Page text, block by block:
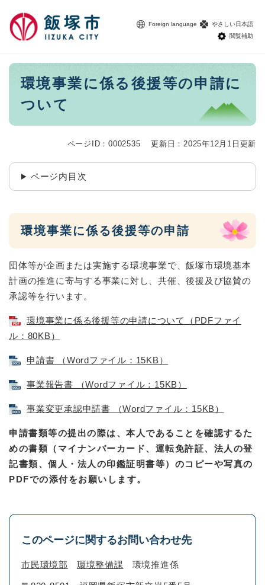
Foreign language
やさしい日本語
閲覧補助
本
環境事業に係る後援等の申請に
ついて
ページID：0002535 更新日：2025年12月1日更新
ページ内目次
環境事業に係る後援等の申請
団体等が企画または実施する環境事業で、飯塚市環境基本
計画の推進に寄与する事業に対し、共催、後援及び協賛の
承認等を行います。
環境事業に係る後援等の申請について（PDFファイ
ル：80KB）
申請書 （Wordファイル：15KB）
事業報告書 （Wordファイル：15KB）
事業変更承認申請書 （Wordファイル：15KB）
申請書類等の提出の際は、本人であることを確認するた
めの書類（マイナンバーカード、運転免許証、法人の登
記書類、個人・法人の印鑑証明書等）のコピーや写真の
PDFでの添付をお願いします。
このページに関するお問い合わせ先
市民環境部 環境整備課 環境推進係